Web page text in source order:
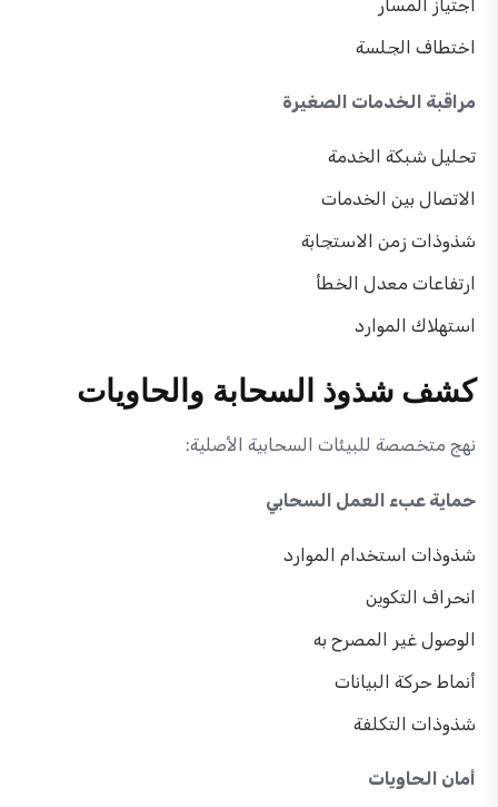
اجتياز المسار
اختطاف الجلسة
مراقبة الخدمات الصغيرة
تحليل شبكة الخدمة
الاتصال بين الخدمات
شذوذات زمن الاستجابة
ارتفاعات معدل الخطأ
استهلاك الموارد
كشف شذوذ السحابة والحاويات
نهج متخصصة للبيئات السحابية الأصلية:
حماية عبء العمل السحابي
شذوذات استخدام الموارد
انحراف التكوين
الوصول غير المصرح به
أنماط حركة البيانات
شذوذات التكلفة
أمان الحاويات